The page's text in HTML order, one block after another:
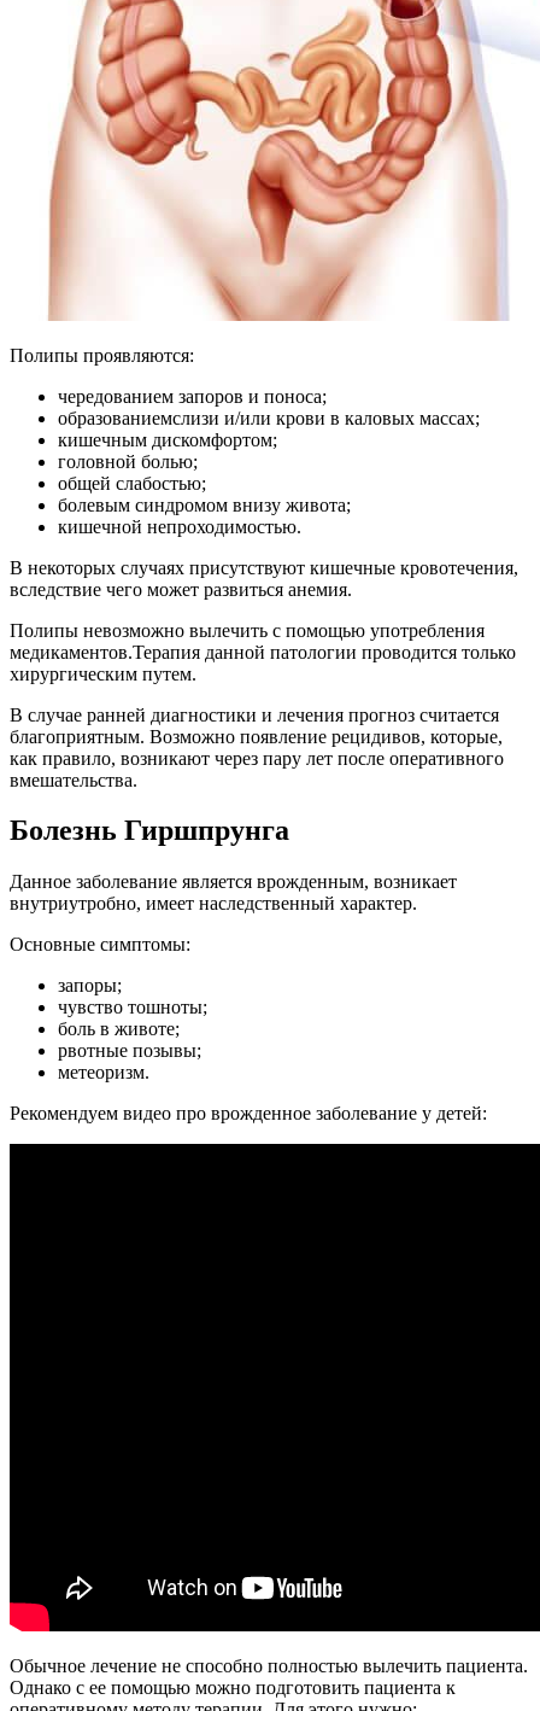
Полипы проявляются:
чередованием запоров и поноса;
образованиемслизи и/или крови в каловых массах;
кишечным дискомфортом;
головной болью;
общей слабостью;
болевым синдромом внизу живота;
кишечной непроходимостью.
В некоторых случаях присутствуют кишечные кровотечения,
вследствие чего может развиться анемия.
Полипы невозможно вылечить с помощью употребления
медикаментов.Терапия данной патологии проводится только
хирургическим путем.
В случае ранней диагностики и лечения прогноз считается
благоприятным. Возможно появление рецидивов, которые,
как правило, возникают через пару лет после оперативного
вмешательства.
Болезнь Гиршпрунга
Данное заболевание является врожденным, возникает
внутриутробно, имеет наследственный характер.
Основные симптомы:
запоры;
чувство тошноты;
боль в животе;
рвотные позывы;
метеоризм.
Рекомендуем видео про врожденное заболевание у детей:
Обычное лечение не способно полностью вылечить пациента.
Однако с ее помощью можно подготовить пациента к